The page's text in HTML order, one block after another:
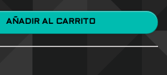
AÑADIR AL CARRITO